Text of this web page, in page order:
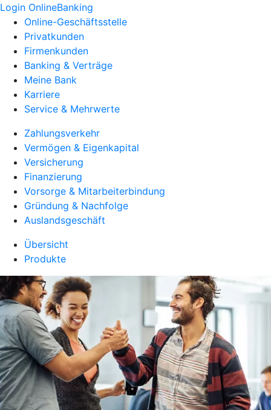
Login OnlineBanking
Online-Geschäftsstelle
Privatkunden
Firmenkunden
Banking & Verträge
Meine Bank
Karriere
Service & Mehrwerte
Zahlungsverkehr
Vermögen & Eigenkapital
Versicherung
Finanzierung
Vorsorge & Mitarbeiterbindung
Gründung & Nachfolge
Auslandsgeschäft
Übersicht
Produkte